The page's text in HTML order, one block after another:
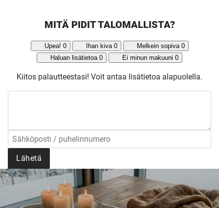
MITÄ PIDIT TALOMALLISTA?
Upea! 0 Ihan kiva 0 Melkein sopiva 0
Haluan lisätietoa 0 Ei minun makuuni 0
Kiitos palautteestasi! Voit antaa lisätietoa alapuolella.
Lähetä